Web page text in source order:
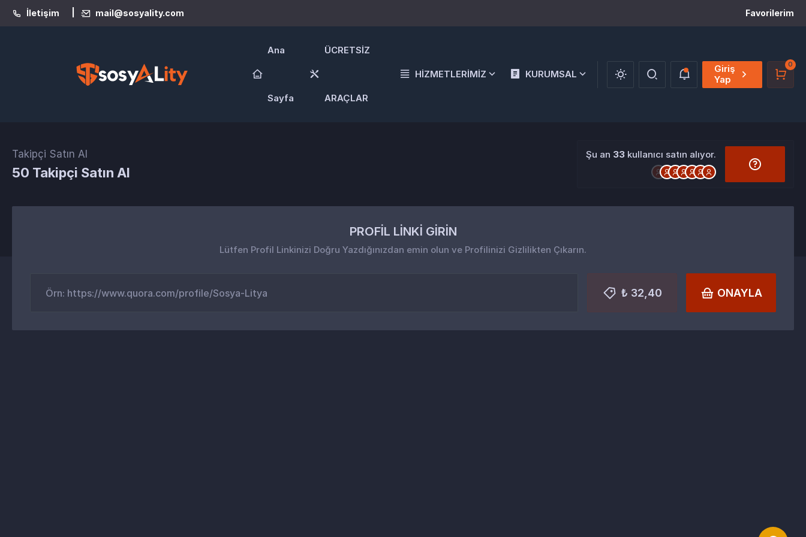
İletişim mail@sosyality.com Favorilerim
Ana
Sayfa
ÜCRETSİZ
ARAÇLAR
HİZMETLERİMİZ KURUMSAL
Giriş
Yap
0
Takipçi Satın Al
50 Takipçi Satın Al
Şu an 33 kullanıcı satın alıyor.
PROFİL LİNKİ GİRİN
Lütfen Profil Linkinizi Doğru Yazdığınızdan emin olun ve Profilinizi Gizlilikten Çıkarın.
₺ 32,40 ONAYLA